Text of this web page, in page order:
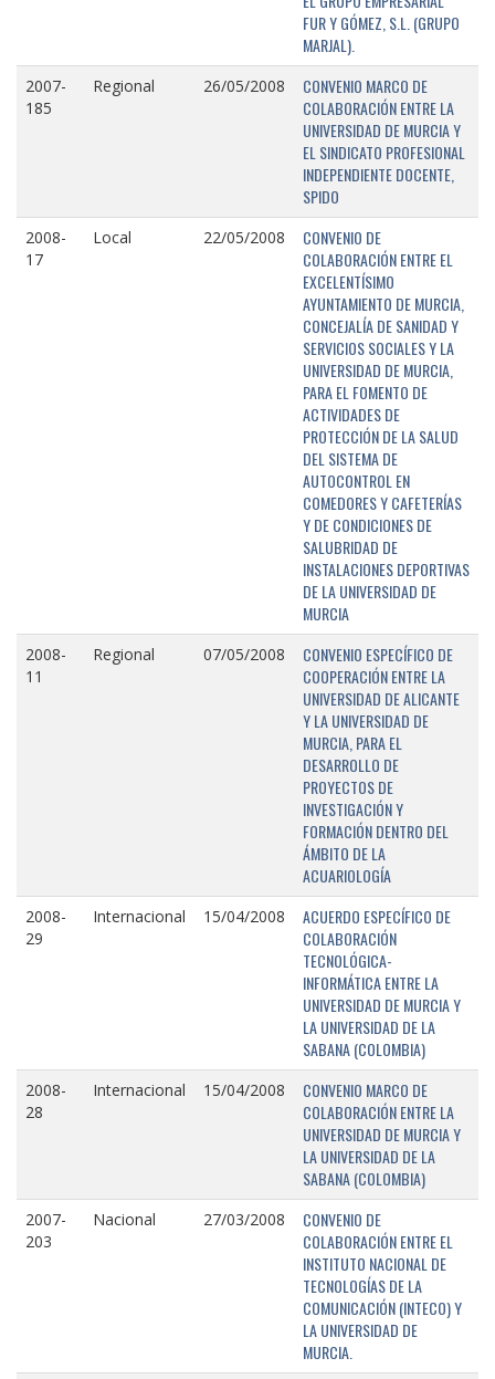
FUR Y GÓMEZ, S.L. (GRUPO
MARJAL).
2007-
185
Regional 26/05/2008
CONVENIO MARCO DE
COLABORACIÓN ENTRE LA
UNIVERSIDAD DE MURCIA Y
EL SINDICATO PROFESIONAL
INDEPENDIENTE DOCENTE,
SPIDO
2008-
17
Local 22/05/2008
CONVENIO DE
COLABORACIÓN ENTRE EL
EXCELENTÍSIMO
AYUNTAMIENTO DE MURCIA,
CONCEJALÍA DE SANIDAD Y
SERVICIOS SOCIALES Y LA
UNIVERSIDAD DE MURCIA,
PARA EL FOMENTO DE
ACTIVIDADES DE
PROTECCIÓN DE LA SALUD
DEL SISTEMA DE
AUTOCONTROL EN
COMEDORES Y CAFETERÍAS
Y DE CONDICIONES DE
SALUBRIDAD DE
INSTALACIONES DEPORTIVAS
DE LA UNIVERSIDAD DE
MURCIA
2008-
11
Regional 07/05/2008
CONVENIO ESPECÍFICO DE
COOPERACIÓN ENTRE LA
UNIVERSIDAD DE ALICANTE
Y LA UNIVERSIDAD DE
MURCIA, PARA EL
DESARROLLO DE
PROYECTOS DE
INVESTIGACIÓN Y
FORMACIÓN DENTRO DEL
ÁMBITO DE LA
ACUARIOLOGÍA
2008-
29
Internacional 15/04/2008
ACUERDO ESPECÍFICO DE
COLABORACIÓN
TECNOLÓGICA-
INFORMÁTICA ENTRE LA
UNIVERSIDAD DE MURCIA Y
LA UNIVERSIDAD DE LA
SABANA (COLOMBIA)
2008-
28
Internacional 15/04/2008
CONVENIO MARCO DE
COLABORACIÓN ENTRE LA
UNIVERSIDAD DE MURCIA Y
LA UNIVERSIDAD DE LA
SABANA (COLOMBIA)
2007-
203
Nacional 27/03/2008
CONVENIO DE
COLABORACIÓN ENTRE EL
INSTITUTO NACIONAL DE
TECNOLOGÍAS DE LA
COMUNICACIÓN (INTECO) Y
LA UNIVERSIDAD DE
MURCIA.